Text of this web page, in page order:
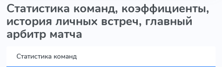
Статистика команд, коэффициенты,
история личных встреч, главный
арбитр матча
Статистика команд